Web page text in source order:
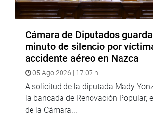
Cámara de Diputados
minuto de silencio por
accidente aéreo en Nazca
05 Ago 2026 | 17:07 h
A solicitud de la diputada Mady
la bancada de Renovación Popular,
de la Cámara...